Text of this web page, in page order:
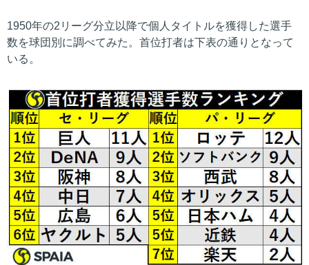
1950年の2リーグ分立以降で個人タイトルを獲得した選手
数を球団別に調べてみた。首位打者は下表の通りとなって
いる。